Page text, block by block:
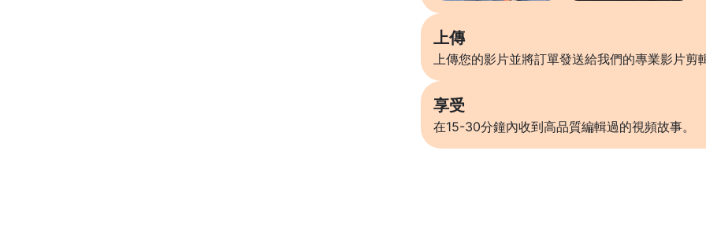
上傳
上傳您的影片並將訂單發送給我們的專業影片剪
享受
在15-30分鐘內收到高品質編輯過的視頻故事。